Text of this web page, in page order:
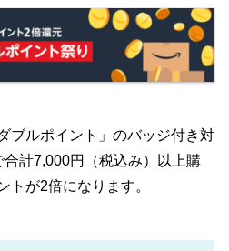
ブルポイント」のバッジ付き対
計7,000円（税込み）以上購
トが2倍になります。